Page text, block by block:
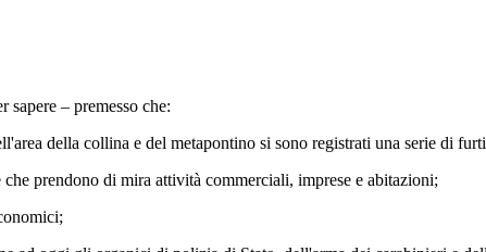
sapere – premesso che:
della collina e del metapontino si sono registrati una serie di
prendono di mira attività commerciali, imprese e abitazioni;